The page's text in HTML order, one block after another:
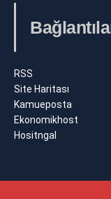
RSS
Site Haritası
Kamueposta
Ekonomikhost
Hositngal